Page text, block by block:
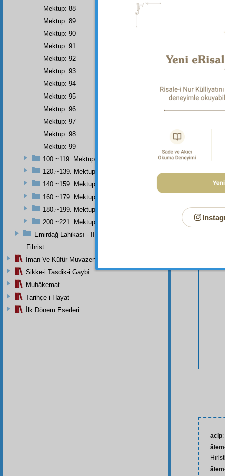
Bu
acip
Mektup: 88
Mektup: 89
Mektup: 90
Mektup: 91
Mektup: 92
Mektup: 93
Mektup: 94
Mektup: 95
Mektup: 96
Mektup: 97
Mektup: 98
Mektup: 99
100.~119. Mektuplar
120.~139. Mektuplar
140.~159. Mektuplar
160.~179. Mektuplar
180.~199. Mektuplar
200.~221. Mektuplar
Emirdağ Lahikası - II
Fihrist
İman Ve Küfür Muvazeneleri
Sikke-i Tasdik-i Gaybî
Muhâkemat
Tarihçe-i Hayat
İlk Dönem Eserleri